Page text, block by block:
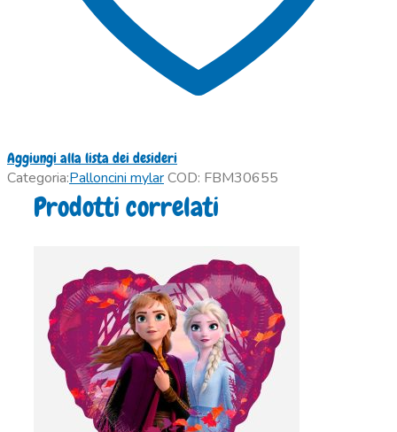
Aggiungi alla lista dei desideri
Categoria:Palloncini mylarCOD: FBM30655
Prodotti correlati